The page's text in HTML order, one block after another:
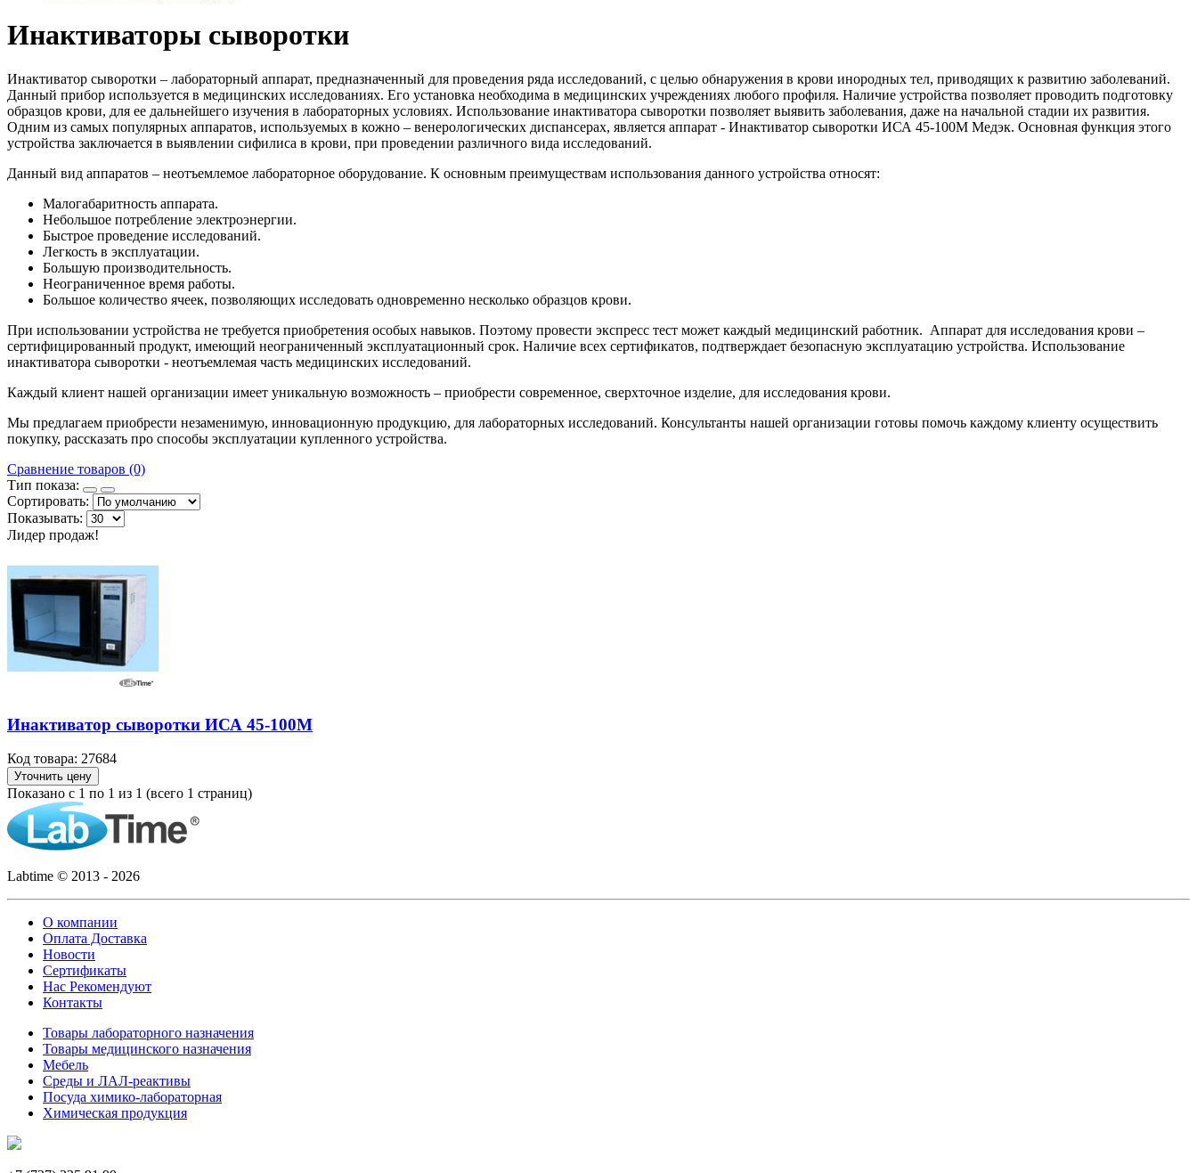
Инактиваторы сыворотки
Инактиватор сыворотки – лабораторный аппарат, предназначенный для проведения ряда исследований, с целью обнаружения в крови инородных тел, приводящих к развитию заболеваний.
Данный прибор используется в медицинских исследованиях. Его установка необходима в медицинских учреждениях любого профиля. Наличие устройства позволяет проводить подготовку
образцов крови, для ее дальнейшего изучения в лабораторных условиях. Использование инактиватора сыворотки позволяет выявить заболевания, даже на начальной стадии их развития.
Одним из самых популярных аппаратов, используемых в кожно – венерологических диспансерах, является аппарат - Инактиватор сыворотки ИСА 45-100М Медэк. Основная функция этого
устройства заключается в выявлении сифилиса в крови, при проведении различного вида исследований.
Данный вид аппаратов – неотъемлемое лабораторное оборудование. К основным преимуществам использования данного устройства относят:
Малогабаритность аппарата.
Небольшое потребление электроэнергии.
Быстрое проведение исследований.
Легкость в эксплуатации.
Большую производительность.
Неограниченное время работы.
Большое количество ячеек, позволяющих исследовать одновременно несколько образцов крови.
При использовании устройства не требуется приобретения особых навыков. Поэтому провести экспресс тест может каждый медицинский работник. Аппарат для исследования крови –
сертифицированный продукт, имеющий неограниченный эксплуатационный срок. Наличие всех сертификатов, подтверждает безопасную эксплуатацию устройства. Использование
инактиватора сыворотки - неотъемлемая часть медицинских исследований.
Каждый клиент нашей организации имеет уникальную возможность – приобрести современное, сверхточное изделие, для исследования крови.
Мы предлагаем приобрести незаменимую, инновационную продукцию, для лабораторных исследований. Консультанты нашей организации готовы помочь каждому клиенту осуществить
покупку, рассказать про способы эксплуатации купленного устройства.
Сравнение товаров (0)
Тип показа:
Сортировать:
Показывать:
Лидер продаж!
Инактиватор сыворотки ИСА 45-100М
Код товара: 27684
Уточнить цену
Показано с 1 по 1 из 1 (всего 1 страниц)
Labtime © 2013 - 2026
О компании
Оплата Доставка
Новости
Сертификаты
Нас Рекомендуют
Контакты
Товары лабораторного назначения
Товары медицинского назначения
Мебель
Среды и ЛАЛ-реактивы
Посуда химико-лабораторная
Химическая продукция